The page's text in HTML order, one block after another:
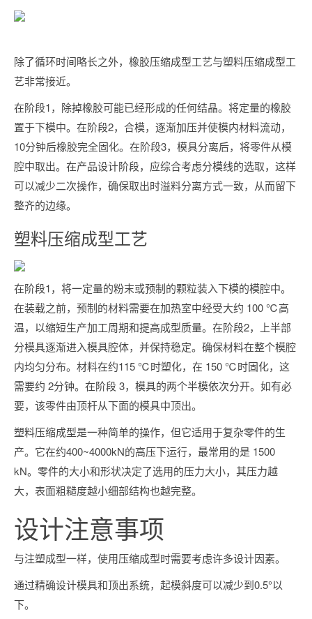
除了循环时间略长之外，橡胶压缩成型工艺与塑料压缩成型工
艺非常接近。
在阶段1，除掉橡胶可能已经形成的任何结晶。将定量的橡胶
置于下模中。在阶段2，合模，逐渐加压并使模内材料流动，
10分钟后橡胶完全固化。在阶段3，模具分离后，将零件从模
腔中取出。在产品设计阶段，应综合考虑分模线的选取，这样
可以减少二次操作，确保取出时溢料分离方式一致，从而留下
整齐的边缘。
塑料压缩成型工艺
在阶段1，将一定量的粉末或预制的颗粒装入下模的模腔中。
在装载之前，预制的材料需要在加热室中经受大约 100 ℃高
温，以缩短生产加工周期和提高成型质量。在阶段2，上半部
分模具逐渐进入模具腔体，并保持稳定。确保材料在整个模腔
内均匀分布。材料在约115 ℃时塑化，在 150 ℃时固化，这
需要约 2分钟。在阶段 3，模具的两个半模依次分开。如有必
要，该零件由顶杆从下面的模具中顶出。
塑料压缩成型是一种简单的操作，但它适用于复杂零件的生
产。它在约400~4000kN的高压下运行，最常用的是 1500
kN。零件的大小和形状决定了选用的压力大小，其压力越
大，表面粗糙度越小细部结构也越完整。
设计注意事项
与注塑成型一样，使用压缩成型时需要考虑许多设计因素。
通过精确设计模具和顶出系统，起模斜度可以减少到0.5°以
下。